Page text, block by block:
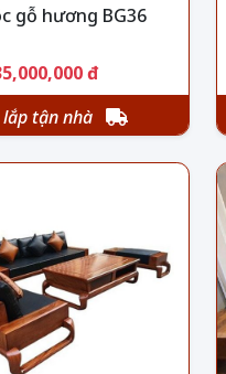
gỗ hương BG36
đ
lắp tận nhà